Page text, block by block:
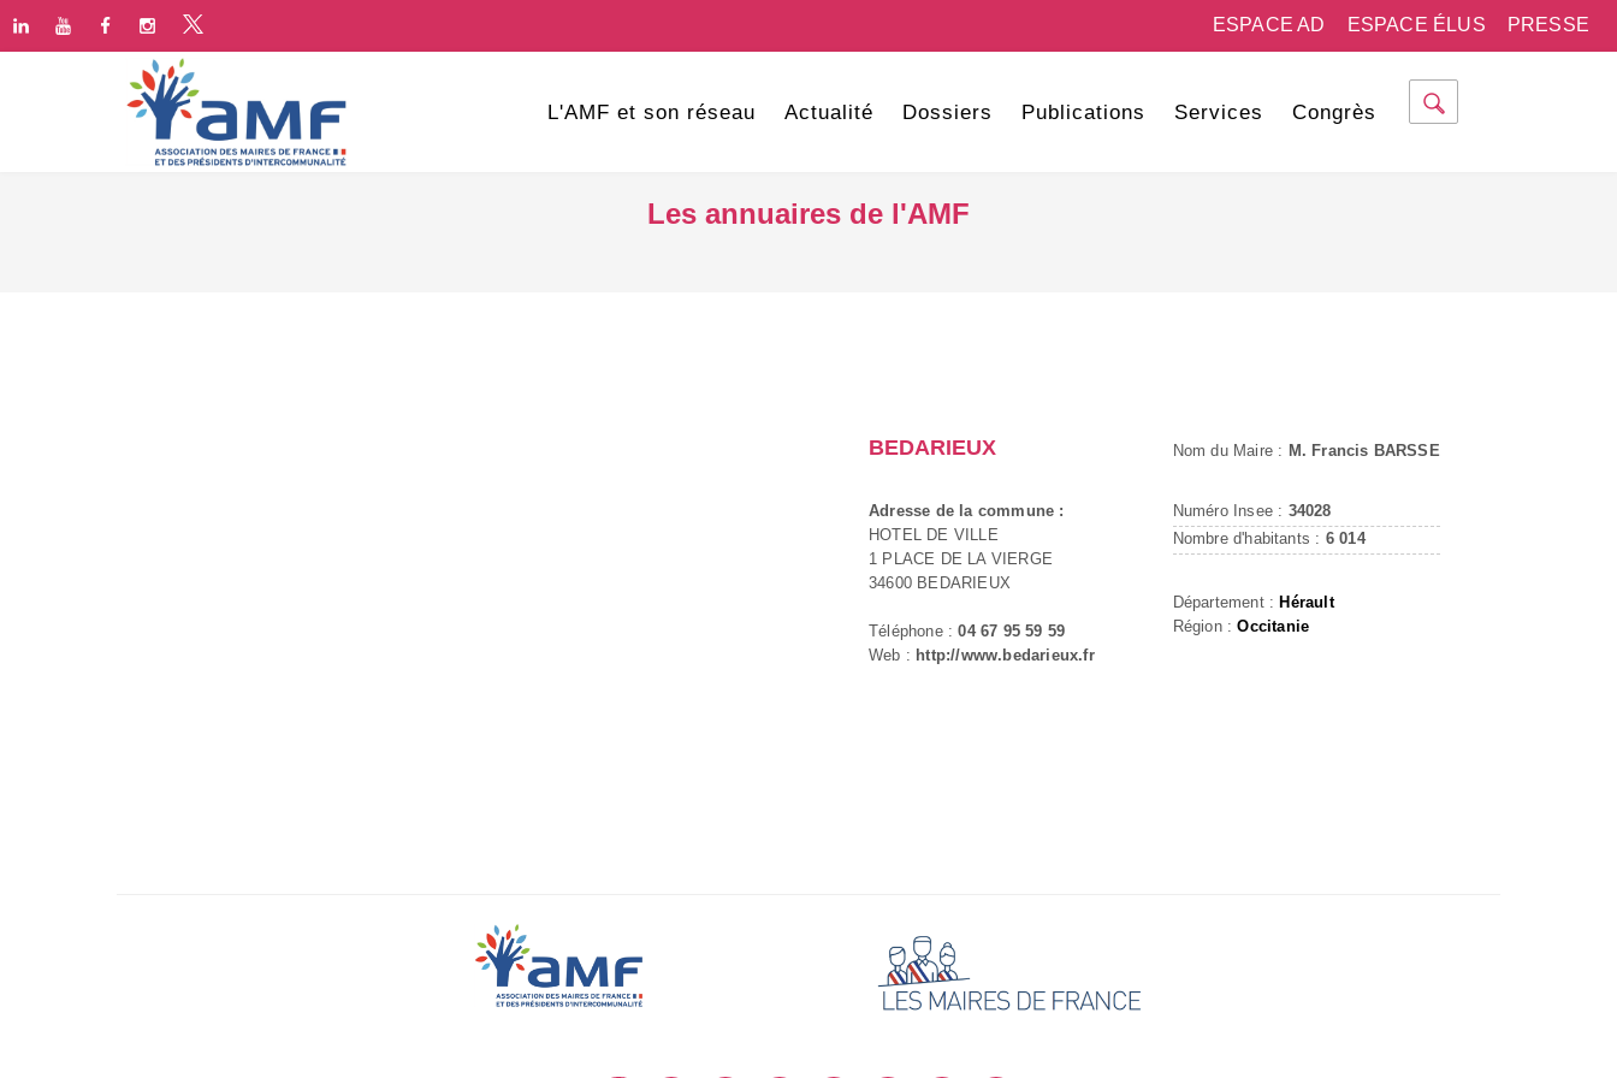
PRESSE
ESPACE ÉLUS
ESPACE AD
L'AMF et son réseau Actualité Dossiers Publications Services Congrès
Les annuaires de l'AMF
BEDARIEUX
Adresse de la commune :
HOTEL DE VILLE
1 PLACE DE LA VIERGE
34600 BEDARIEUX
Téléphone :04 67 95 59 59
Web : http://www.bedarieux.fr
Nom du Maire : M. Francis BARSSE
Numéro Insee : 34028
Nombre d'habitants : 6 014
Département : Hérault
Région :Occitanie